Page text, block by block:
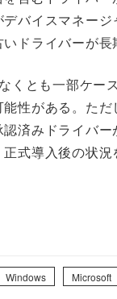
バイスマネー
ドライバーが
くとも一部ケー
性がある。た
済みドライバ
式導入後の状況
Windows Microsoft